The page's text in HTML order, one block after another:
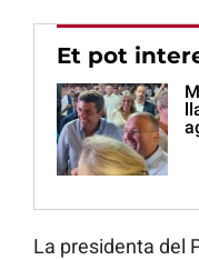
Et pot
La presidenta del